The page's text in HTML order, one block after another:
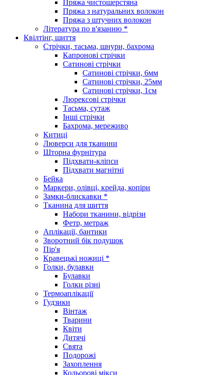
Пряжа чистошерстяна
Пряжа з натуральних волокон
Пряжа з штучних волокон
Література по в'язанню *
Квілтінг, шиття
Стрічки, тасьма, шнури, бахрома
Капронові стрічки
Сатинові стрічки
Сатинові стрічки, 6мм
Сатинові стрічки, 25мм
Сатинові стрічки, 1см
Люрексові стрічки
Тасьма, сутаж
Інші стрічки
Бахрома, мереживо
Китиці
Люверси для тканини
Шторна фурнітура
Підхвати-кліпси
Підхвати магнітні
Бейка
Маркери, олівці, крейда, копіри
Замки-блискавки *
Тканина для шиття
Набори тканини, відрізи
Фетр, метраж
Аплікації, бантики
Зворотний бік подушок
Пір'я
Кравецькі ножиці *
Голки, булавки
Булавки
Голки різні
Термоаплікації
Гудзики
Вінтаж
Тварини
Квіти
Дитячі
Свята
Подорожі
Захоплення
Кольорові мікси